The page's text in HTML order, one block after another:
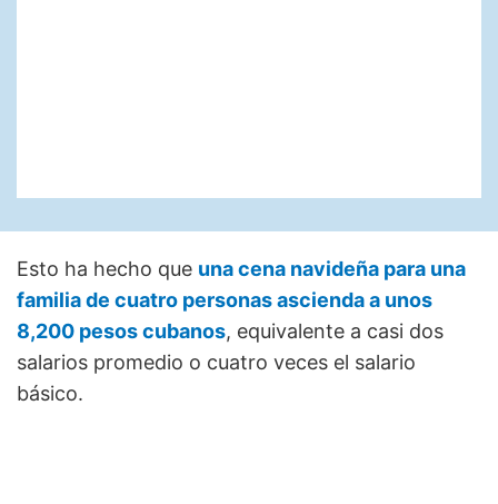
Esto ha hecho que una cena navideña para una
familia de cuatro personas ascienda a unos
8,200 pesos cubanos, equivalente a casi dos
salarios promedio o cuatro veces el salario
básico.